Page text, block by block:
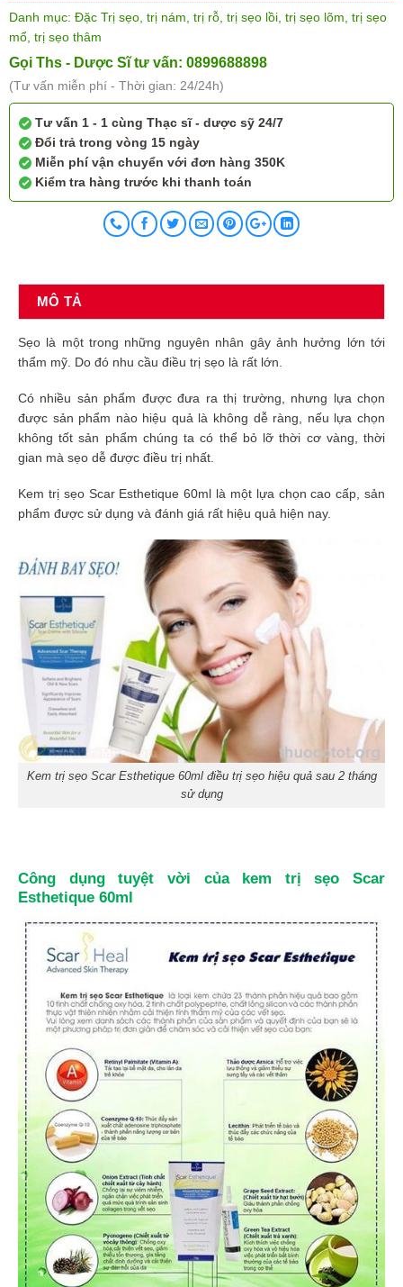
Danh mục: Đặc Trị sẹo trị nám, trị rỗ trị sẹo lồi trị sẹo lõm trị sẹo
mổ trị sẹo thâm
Gọi Ths - Dược Sĩ tư vấn: 0899688898
(Tư vấn miễn phí - Thời gian: 24/24h)
Tư vấn 1 - 1 cùng Thạc sĩ - dược sỹ 24/7
Đổi trả trong vòng 15 ngày
Miễn phí vận chuyển với đơn hàng 350K
Kiểm tra hàng trước khi thanh toán
MÔ TẢ
Sẹo là một trong những nguyên nhân gây ảnh hưởng lớn tới
thẩm mỹ. Do đó nhu cầu điều trị sẹo là rất lớn.
Có nhiều sản phẩm được đưa ra thị trường, nhưng lựa chọn
được sản phẩm nào hiệu quả là không dễ ràng, nếu lựa chọn
không tốt sản phẩm chúng ta có thể bỏ lỡ thời cơ vàng, thời
gian mà sẹo dễ được điều trị nhất.
Kem trị sẹo Scar Esthetique 60ml là một lựa chọn cao cấp, sản
phẩm được sử dụng và đánh giá rất hiệu quả hiện nay.
Kem trị sẹo Scar Esthetique 60ml điều trị sẹo hiệu quả sau 2 tháng
sử dụng
Công dụng tuyệt vời của kem trị sẹo Scar
Esthetique 60ml